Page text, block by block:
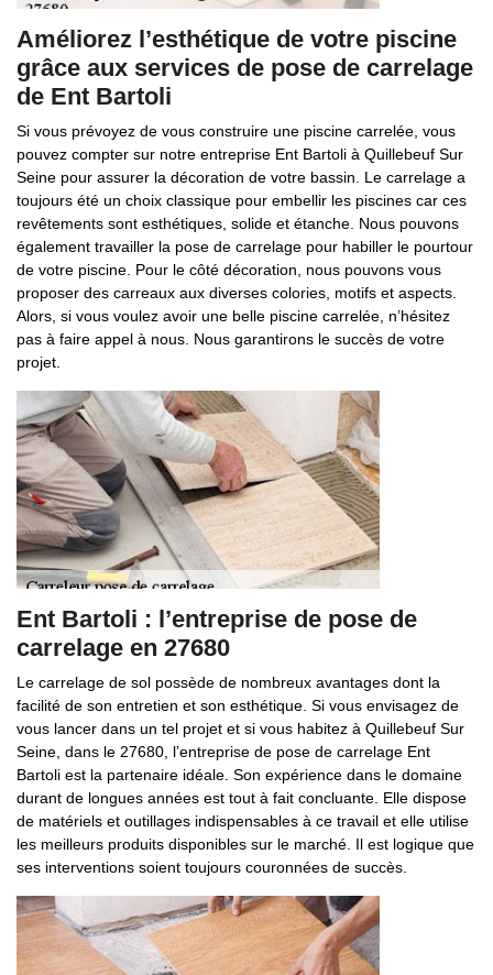
Améliorez l’esthétique de votre piscine
grâce aux services de pose de carrelage
de Ent Bartoli
Si vous prévoyez de vous construire une piscine carrelée, vous
pouvez compter sur notre entreprise Ent Bartoli à Quillebeuf Sur
Seine pour assurer la décoration de votre bassin. Le carrelage a
toujours été un choix classique pour embellir les piscines car ces
revêtements sont esthétiques, solide et étanche. Nous pouvons
également travailler la pose de carrelage pour habiller le pourtour
de votre piscine. Pour le côté décoration, nous pouvons vous
proposer des carreaux aux diverses colories, motifs et aspects.
Alors, si vous voulez avoir une belle piscine carrelée, n’hésitez
pas à faire appel à nous. Nous garantirons le succès de votre
projet.
Ent Bartoli : l’entreprise de pose de
carrelage en 27680
Le carrelage de sol possède de nombreux avantages dont la
facilité de son entretien et son esthétique. Si vous envisagez de
vous lancer dans un tel projet et si vous habitez à Quillebeuf Sur
Seine, dans le 27680, l’entreprise de pose de carrelage Ent
Bartoli est la partenaire idéale. Son expérience dans le domaine
durant de longues années est tout à fait concluante. Elle dispose
de matériels et outillages indispensables à ce travail et elle utilise
les meilleurs produits disponibles sur le marché. Il est logique que
ses interventions soient toujours couronnées de succès.